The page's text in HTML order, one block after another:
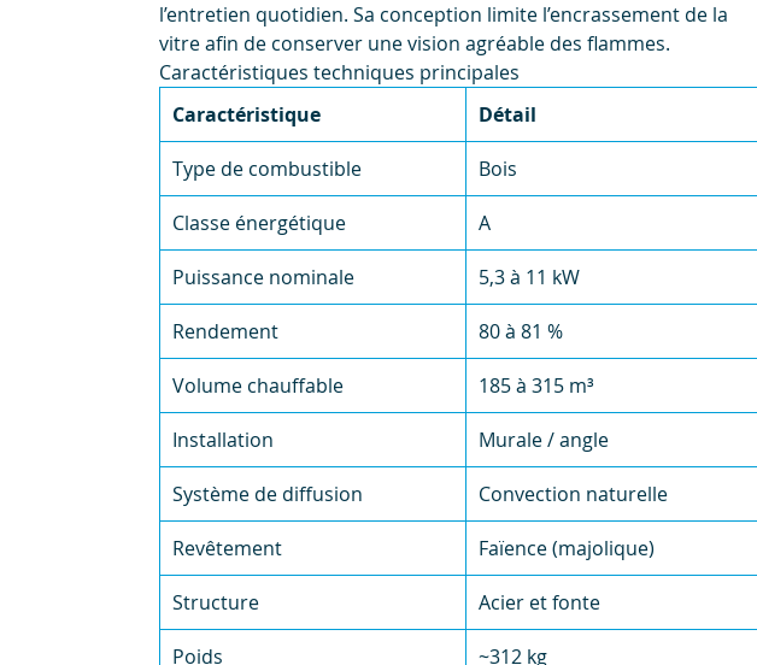
l’entretien quotidien. Sa conception limite l’encrassement de la
vitre afin de conserver une vision agréable des flammes.
Caractéristiques techniques principales
Caractéristique
Détail
Type de combustible Bois
Classe énergétique A
Puissance nominale 5,3 à 11 kW
Rendement 80 à 81 %
Volume chauffable 185 à 315 m³
Installation Murale / angle
Système de diffusion Convection naturelle
Revêtement Faïence (majolique)
Structure Acier et fonte
Poids ~312 kg